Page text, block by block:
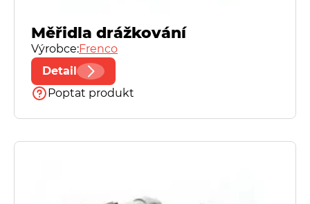
Měřidla drážkování
Výrobce:Frenco
Detail
Poptat produkt